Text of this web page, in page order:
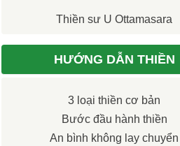
Thiền sư U Ottamasara
HƯỚNG DẪN THIỀN
3 loại thiền cơ bản
Bước đầu hành thiền
An bình không lay chuyển